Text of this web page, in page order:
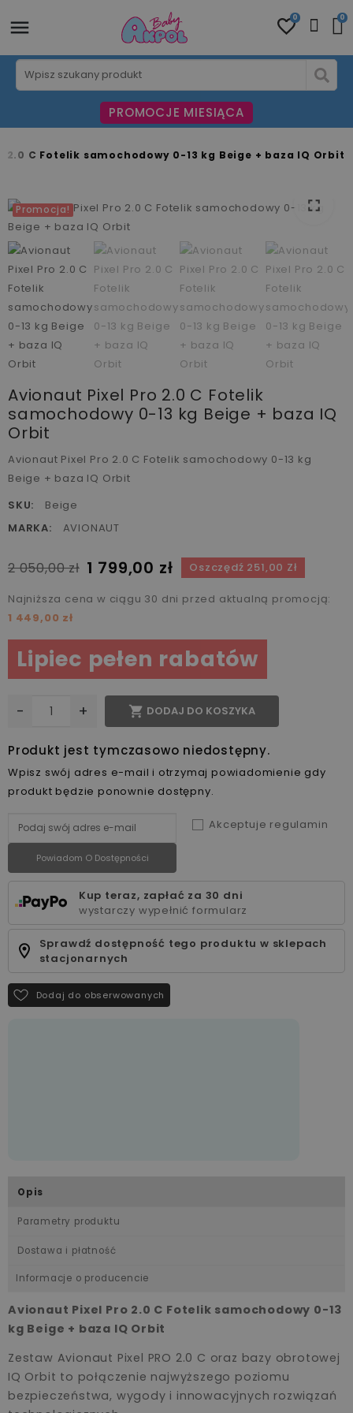
0 0
PROMOCJE MIESIĄCA
2.0 C Fotelik samochodowy 0-13 kg Beige + baza IQ Orbit
Promocja! fullscreen
fullscreen
Avionaut Pixel Pro 2.0 C Fotelik
samochodowy 0-13 kg Beige + baza IQ
Orbit
Avionaut Pixel Pro 2.0 C Fotelik samochodowy 0-13 kg
Beige + baza IQ Orbit
SKU:
Beige
MARKA:
AVIONAUT
2 050,00 zł 1 799,00 zł Oszczędź 251,00 Zł
Najniższa cena w ciągu 30 dni przed aktualną promocją:
1 449,00 zł
Lipiec pełen rabatów
- +  DODAJ DO KOSZYKA
Produkt jest tymczasowo niedostępny.
Wpisz swój adres e-mail i otrzymaj powiadomienie gdy
produkt będzie ponownie dostępny.
Akceptuje regulamin
Powiadom O Dostępności
Kup teraz, zapłać za 30 dni
wystarczy wypełnić formularz
Sprawdź dostępność tego produktu w sklepach
stacjonarnych
Dodaj do obserwowanych
Opis
Parametry produktu
Dostawa i płatność
Informacje o producencie
Avionaut Pixel Pro 2.0 C Fotelik samochodowy 0-13
kg Beige + baza IQ Orbit
Zestaw Avionaut Pixel PRO 2.0 C oraz bazy obrotowej
IQ Orbit to połączenie najwyższego poziomu
bezpieczeństwa, wygody i innowacyjnych rozwiązań